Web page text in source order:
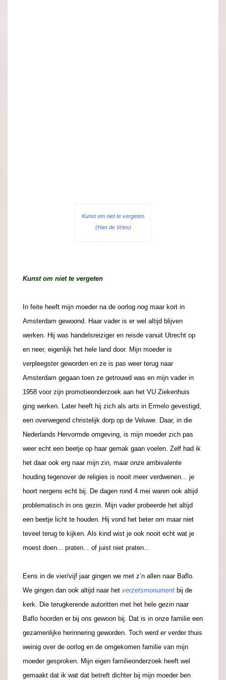
Kunst om niet te vergeten
(Han de Vries)
Kunst om niet te vergeten
In feite heeft mijn moeder na de oorlog nog maar kort in
Amsterdam gewoond. Haar vader is er wel altijd blijven
werken. Hij was handelsreiziger en reisde vanuit Utrecht op
en neer, eigenlijk het hele land door. Mijn moeder is
verpleegster geworden en ze is pas weer terug naar
Amsterdam gegaan toen ze getrouwd was en mijn vader in
1958 voor zijn promotieonderzoek aan het VU Ziekenhuis
ging werken. Later heeft hij zich als arts in Ermelo gevestigd,
een overwegend christelijk dorp op de Veluwe. Daar, in die
Nederlands Hervormde omgeving, is mijn moeder zich pas
weer echt een beetje op haar gemak gaan voelen. Zelf had ik
het daar ook erg naar mijn zin, maar onze ambivalente
houding tegenover de religies is nooit meer verdwenen... je
hoort nergens echt bij. De dagen rond 4 mei waren ook altijd
problematisch in ons gezin. Mijn vader probeerde het altijd
een beetje licht te houden. Hij vond het beter om maar niet
teveel terug te kijken. Als kind wist je ook nooit echt wat je
moest doen... praten... of juist niet praten...
Eens in de vier/vijf jaar gingen we met z’n allen naar Baflo.
We gingen dan ook altijd naar het verzetsmonument bij de
kerk. Die terugkerende autoritten met het hele gezin naar
Baflo hoorden er bij ons gewoon bij. Dat is in onze familie een
gezamenlijke herinnering geworden. Toch werd er verder thuis
weinig over de oorlog en de omgekomen familie van mijn
moeder gesproken. Mijn eigen familieonderzoek heeft wel
gemaakt dat ik wat dat betreft dichter bij mijn moeder ben